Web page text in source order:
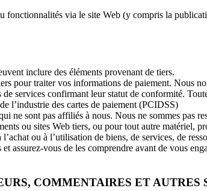
via le site Web (y compris la
inclure des éléments provenant de tiers.
pour traiter vos informations de paiement. Nous
services confirmant leur statut de conformité.
l’industrie des cartes de paiement (PCIDSS)
ne sont pas affiliés à nous. Nous ne sommes pas
ou sites Web tiers, ou pour tout autre matériel,
ou à l’utilisation de biens, de services, de
assurez-vous de les comprendre avant de vous
COMMENTAIRES ET AUTRES